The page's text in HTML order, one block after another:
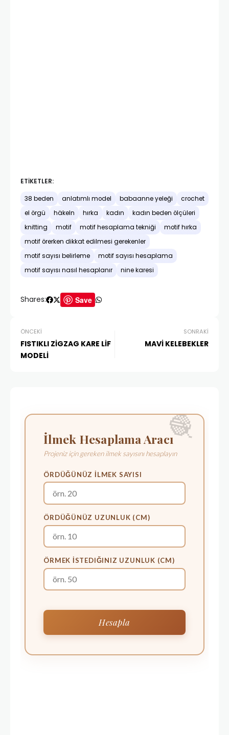
ETIKETLER:
38 beden anlatımlı model babaanne yeleği
crochet
el örgü
häkeln hırka kadın
kadın beden ölçüleri
knitting
motif motif hesaplama tekniği
motif hırka
motif örerken dikkat edilmesi gerekenler
motif sayısı belirleme
motif sayısı hesaplama
motif sayısı nasıl hesaplanır
nine karesi
Shares: Save
ÖNCEKI
FISTIKLI ZİGZAG KARE LİF
MODELİ
SONRAKI
MAVİ KELEBEKLER